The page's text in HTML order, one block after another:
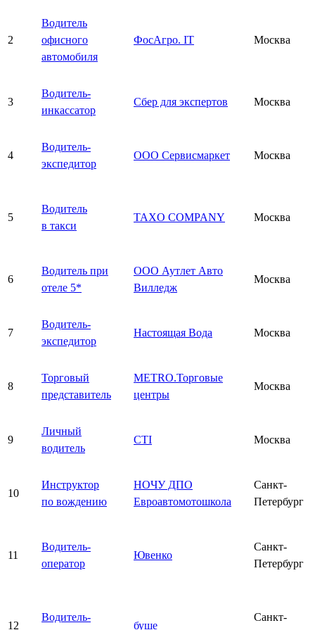
2
Водитель
офисного
автомобиля
ФосАгро. IT Москва
3
Водитель-
инкассатор
Сбер для экспертов Москва
4
Водитель-
экспедитор
ООО Сервисмаркет Москва
5
Водитель
в такси
TAXO COMPANY Москва
6
Водитель при
отеле 5*
ООО Аутлет Авто
Вилледж
Москва
7
Водитель-
экспедитор
Настоящая Вода Москва
8
Торговый
представитель
METRO.Торговые
центры
Москва
9
Личный
водитель
CTI Москва
10
Инструктор
по вождению
НОЧУ ДПО
Евроавтомотошкола
Санкт-
Петербург
11
Водитель-
оператор
Ювенко
Санкт-
Петербург
12
Водитель-
буше
Санкт-